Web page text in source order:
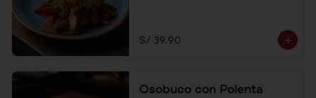
S/ 39.90
Osobuco con Polenta